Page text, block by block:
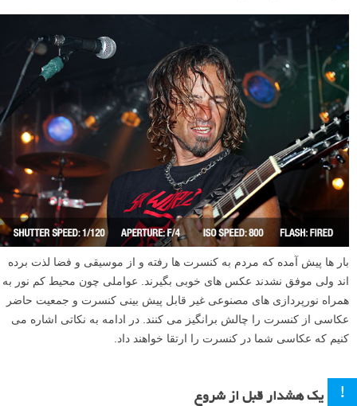
بار ها پیش آمده که مردم به کنسرت ها رفته و از موسیقی و فضا لذت برده
اند ولی موفق نشدند عکس های خوبی بگیرند. عواملی چون محیط کم نور به
همراه نورپردازی های مصنوعی غیر قابل پیش بینی کنسرت و جمعیت حاضر
عکاسی از کنسرت را چالش برانگیز می کنند. در ادامه به نکاتی اشاره می
کنیم که عکاسی شما در کنسرت را ارتقا خواهند داد.
! یک هشدار قبل از شروع